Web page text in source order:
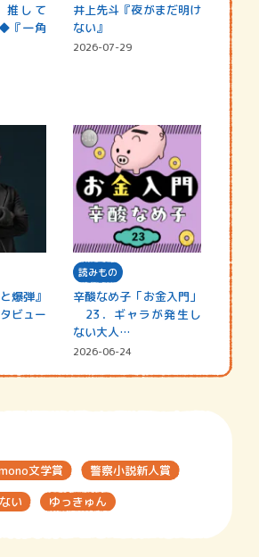
推して
『一角
井上先斗『夜がまだ明け
ない』
2026-07-29
爆弾』
ビュー
読みもの
辛酸なめ子「お金入門」
23．ギャラが発生し
ない大人…
2026-06-24
文学賞
警察小説新人賞
い
ゆっきゅん